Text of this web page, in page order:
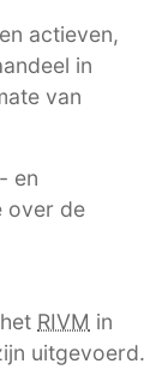
actieven,
in
van
en
over de
RIVM in
uitgevoerd.